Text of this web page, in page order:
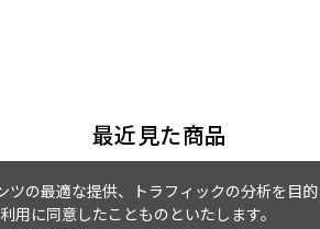
最近見た商品
ツの最適な提供、トラフィックの分析を目
に同意したことものといたします。